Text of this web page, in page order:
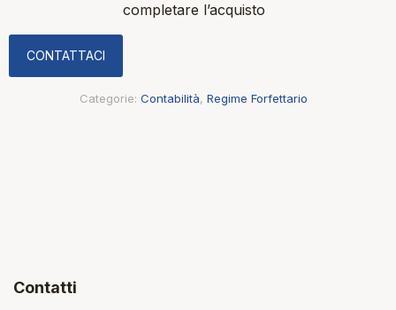
completare l’acquisto
CONTATTACI
Categorie: Contabilità, Regime Forfettario
Contatti